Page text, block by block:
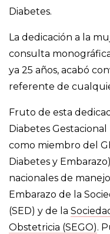
Diabetes.
La dedicación a la
consulta
ya 25 años, acabó
referente de
Fruto de esta
Diabetes
como miembro del
Diabetes y
nacionales de
Embarazo de la
(SED) y de la
Obstetricia (SEGO).